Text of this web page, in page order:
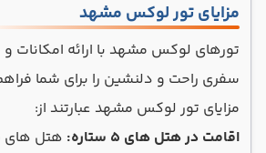
مزایای تور لوکس مشهد
تورهای لوکس مشهد با ارائه امکانات
سفری راحت و دلنشین را برای شما
مزایای تور لوکس مشهد عبارتند از:
اقامت در هتل های 5 ستاره: